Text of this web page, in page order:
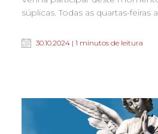
súplicas. Todas as quartas-feiras
30.10.2024 | 1 minutos de leitura